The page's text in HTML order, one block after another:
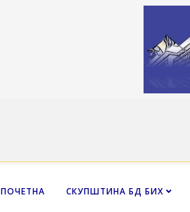
ПОЧЕТНА СКУПШТИНА БД БИХ